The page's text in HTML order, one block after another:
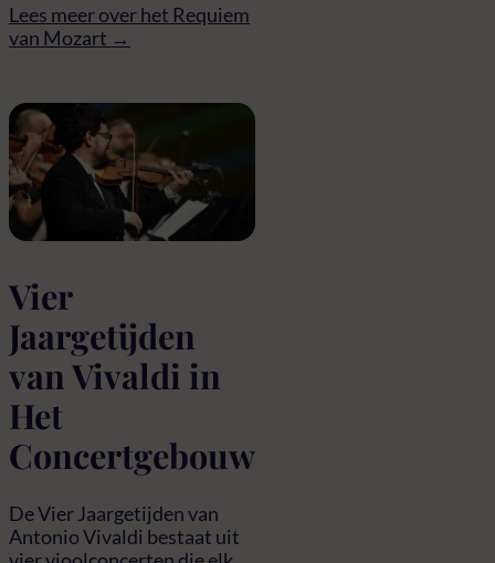
Lees meer over het Requiem
van Mozart →
Vier
Jaargetijden
van Vivaldi in
Het
Concertgebouw
De Vier Jaargetijden van
Antonio Vivaldi bestaat uit